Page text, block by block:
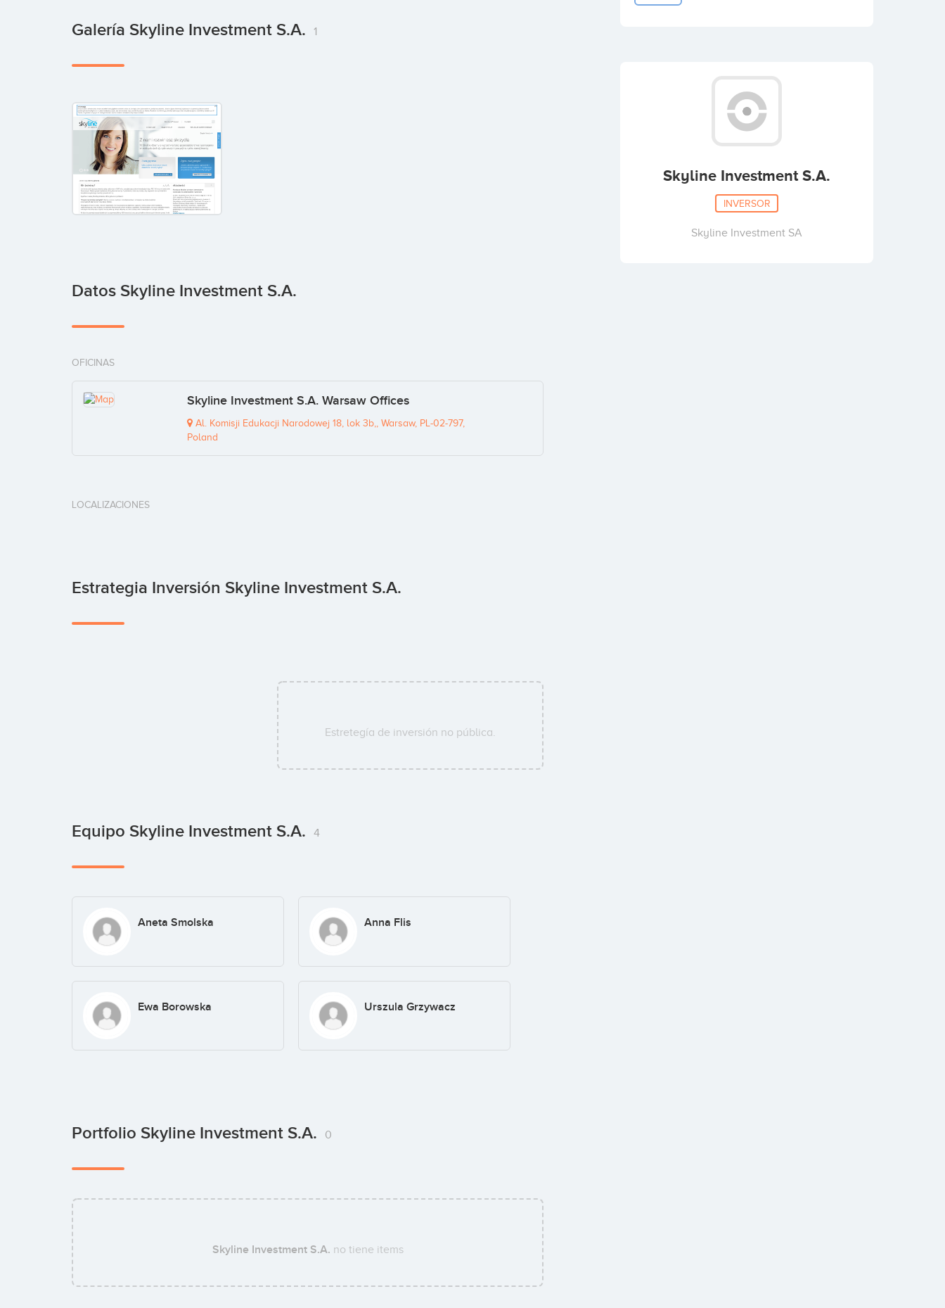
Galería Skyline Investment S.A. 1
Datos Skyline Investment S.A.
OFICINAS
Skyline Investment S.A. Warsaw Offices
Al. Komisji Edukacji Narodowej 18, lok 3b,, Warsaw, PL-02-797,
Poland
LOCALIZACIONES
Estrategia Inversión Skyline Investment S.A.
Estretegía de inversión no pública.
Equipo Skyline Investment S.A. 4
Aneta Smolska Anna Flis
Ewa Borowska Urszula Grzywacz
Portfolio Skyline Investment S.A. 0
Skyline Investment S.A. no tiene items
Skyline Investment S.A.
INVERSOR
Skyline Investment SA